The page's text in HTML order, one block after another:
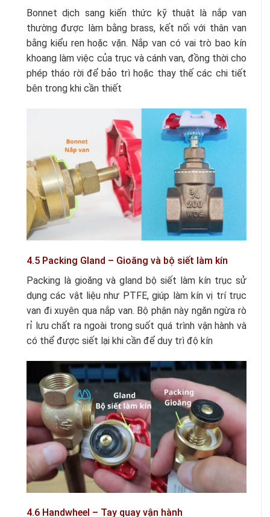
Bonnet dịch sang kiến thức kỹ thuật là nắp van
thường được làm bằng brass, kết nối với thân van
bằng kiểu ren hoặc vặn. Nắp van có vai trò bao kín
khoang làm việc của trục và cánh van, đồng thời cho
phép tháo rời để bảo trì hoặc thay thế các chi tiết
bên trong khi cần thiết
4.5 Packing Gland – Gioăng và bộ siết làm kín
Packing là gioăng và gland bộ siết làm kín trục sử
dụng các vật liệu như PTFE, giúp làm kín vị trí trục
van đi xuyên qua nắp van. Bộ phận này ngăn ngừa rò
rỉ lưu chất ra ngoài trong suốt quá trình vận hành và
có thể được siết lại khi cần để duy trì độ kín
4.6 Handwheel – Tay quay vận hành